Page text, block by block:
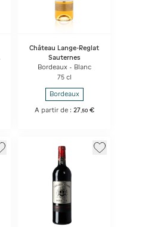
Château Lange-Reglat
Sauternes
Bordeaux - Blanc
75 cl
Bordeaux
A partir de : 27,50 €